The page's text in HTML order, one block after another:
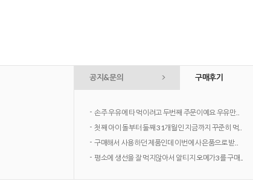
공지&문의 구매후기
- [8.1 - 23] 하이웰 여름방학 특집 8월 혜택
- [26년 8월] 신용카드 무이자 혜택
- FAQ> 초유파우더 양이 지난번과 달라 보여요?
- 올바른 건강식품 보관 및 섭취 방법